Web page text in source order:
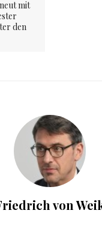
mit
den
von